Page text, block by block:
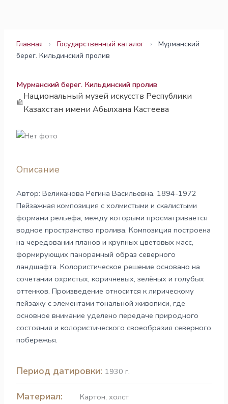
Главная › Государственный каталог ›
Мурманский
берег. Кильдинский пролив
Мурманский берег. Кильдинский пролив
Национальный музей искусств Республики
Казахстан имени Абылхана Кастеева
Описание
Автор: Великанова Регина Васильевна. 1894-1972
Пейзажная композиция с холмистыми и скалистыми
формами рельефа, между которыми просматривается
водное пространство пролива. Композиция построена
на чередовании планов и крупных цветовых масс,
формирующих панорамный образ северного
ландшафта. Колористическое решение основано на
сочетании охристых, коричневых, зелёных и голубых
оттенков. Произведение относится к лирическому
пейзажу с элементами тональной живописи, где
основное внимание уделено передаче природного
состояния и колористического своеобразия северного
побережья.
Период датировки: 1930 г.
Материал: Картон,холст